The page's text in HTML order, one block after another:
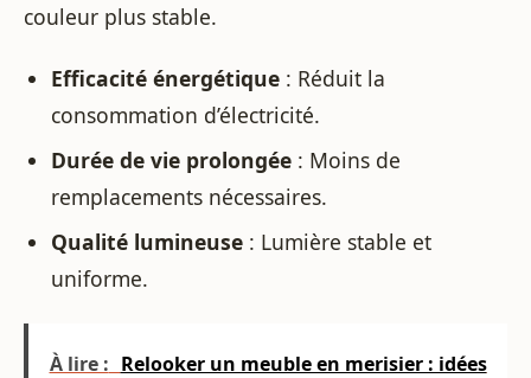
couleur plus stable.
Efficacité énergétique: Réduit la
consommation d’électricité.
Durée de vie prolongée: Moins de
remplacements nécessaires.
Qualité lumineuse: Lumière stable et
uniforme.
À lire : Relooker un meuble en merisier : idées